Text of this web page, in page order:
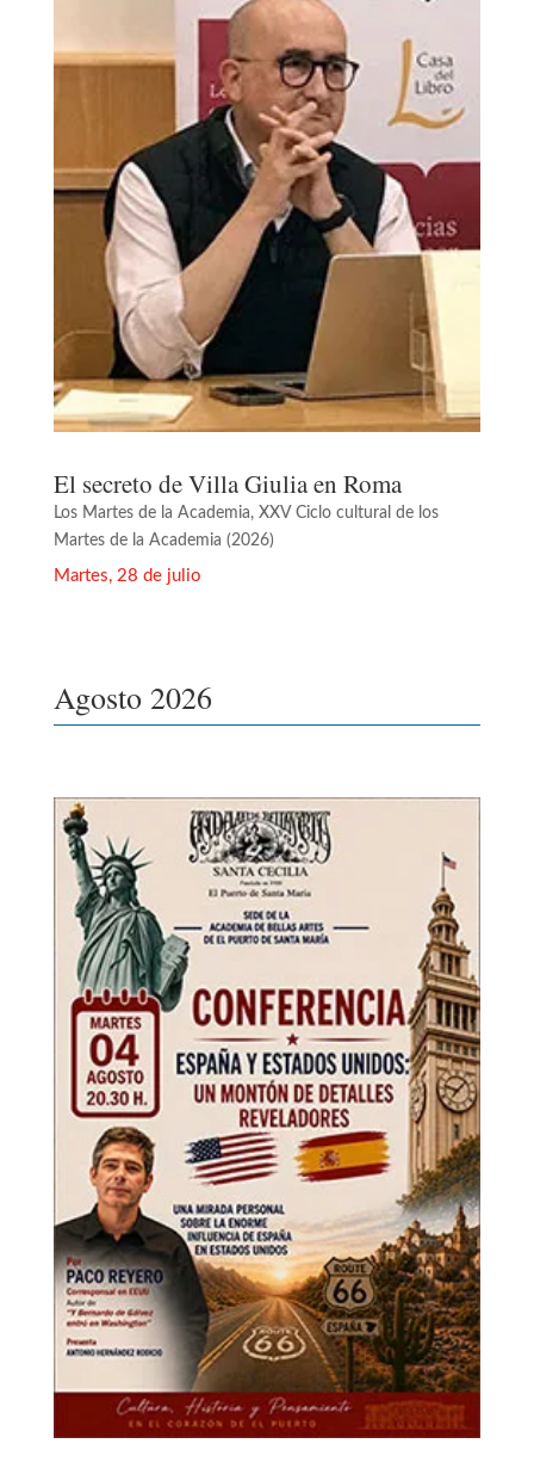
El secreto de Villa Giulia en Roma
Los Martes de la Academia, XXV Ciclo cultural de los
Martes de la Academia (2026)
Martes, 28 de julio
Agosto 2026